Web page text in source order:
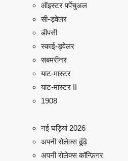
ऑइस्टर पर्पेचुअल
सी-ड्वेलर
डीपसी
स्काई-ड्वेलर
सबमरीनर
याट-मास्टर
याट-मास्टर II
1908
नई घड़ियां 2026
अपनी रोलेक्स ढूँढ़े
अपनी रोलेक्स कॉन्फ़िगर